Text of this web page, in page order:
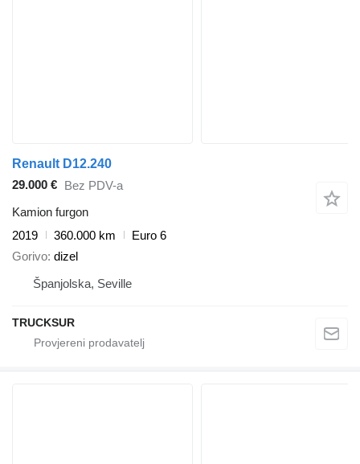
Renault D12.240
29.000 € Bez PDV-a
Kamion furgon
2019
360.000 km
Euro 6
Gorivo dizel
Španjolska, Seville
TRUCKSUR